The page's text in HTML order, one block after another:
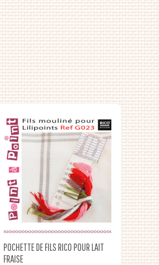
POCHETTE DE FILS RICO POUR LAIT
FRAISE